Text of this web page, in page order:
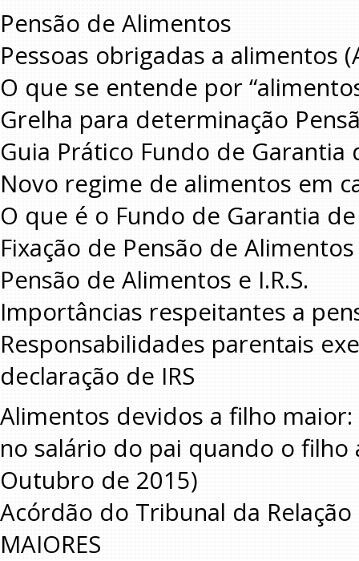
Pensão de Alimentos
Pessoas obrigadas a alimentos
O que se entende por
Grelha para determinação
Guia Prático Fundo de
Novo regime de alimentos em
O que é o Fundo de Garantia
Fixação de Pensão de
Pensão de Alimentos e I.R.S.
Importâncias respeitantes a
Responsabilidades parentais
declaração de IRS
Alimentos devidos a filho
no salário do pai quando o
Outubro de 2015)
Acórdão do Tribunal da Relação
MAIORES